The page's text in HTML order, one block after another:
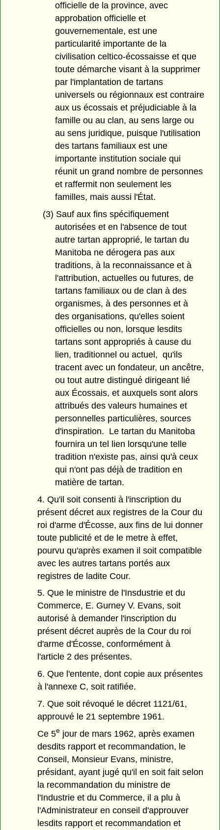
officielle de la province, avec
approbation officielle et
gouvernementale, est une
particularité importante de la
civilisation celtico-écossaisse et que
toute démarche visant à la supprimer
par l'implantation de tartans
universels ou régionnaux est contraire
aux us écossais et préjudiciable à la
famille ou au clan, au sens large ou
au sens juridique, puisque l'utilisation
des tartans familiaux est une
importante institution sociale qui
réunit un grand nombre de personnes
et raffermit non seulement les
familles, mais aussi l'État.
(3) Sauf aux fins spécifiquement
autorisées et en l'absence de tout
autre tartan approprié, le tartan du
Manitoba ne dérogera pas aux
traditions, à la reconnaissance et à
l'attribution, actuelles ou futures, de
tartans familiaux ou de clan à des
organismes, à des personnes et à
des organisations, qu'elles soient
officielles ou non, lorsque lesdits
tartans sont appropriés à cause du
lien, traditionnel ou actuel, qu'ils
tracent avec un fondateur, un ancêtre,
ou tout autre distingué dirigeant lié
aux Écossais, et auxquels sont alors
attribués des valeurs humaines et
personnelles particulières, sources
d'inspiration. Le tartan du Manitoba
fournira un tel lien lorsqu'une telle
tradition n'existe pas, ainsi qu'à ceux
qui n'ont pas déjà de tradition en
matière de tartan.
4. Qu'il soit consenti à l'inscription du
présent décret aux registres de la Cour du
roi d'arme d'Écosse, aux fins de lui donner
toute publicité et de le metre à effet,
pourvu qu'après examen il soit compatible
avec les autres tartans portés aux
registres de ladite Cour.
5. Que le ministre de l'Insdustrie et du
Commerce, E. Gurney V. Evans, soit
autorisé à demander l'inscription du
présent décret auprès de la Cour du roi
d'arme d'Écosse, conformément à
l'article 2 des présentes.
6. Que l'entente, dont copie aux présentes
à l'annexe C, soit ratifiée.
7. Que soit révoqué le décret 1121/61,
approuvé le 21 septembre 1961.
Ce 5e jour de mars 1962, après examen
desdits rapport et recommandation, le
Conseil, Monsieur Evans, ministre,
présidant, ayant jugé qu'il en soit fait selon
la recommandation du ministre de
l'Industrie et du Commerce, il a plu à
l'Administrateur en conseil d'approuver
lesdits rapport et recommandation et